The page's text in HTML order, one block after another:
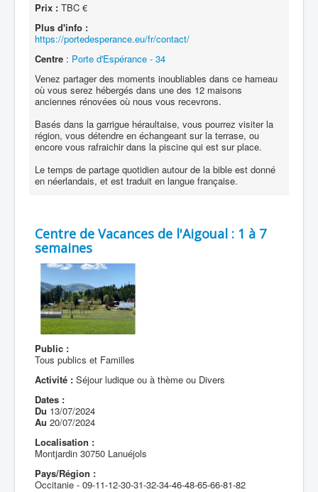
Prix : TBC €
Plus d'info :
https://portedesperance.eu/fr/contact/
Centre : Porte d'Espérance - 34
Venez partager des moments inoubliables dans ce hameau
où vous serez hébergés dans une des 12 maisons
anciennes rénovées où nous vous recevrons.
Basés dans la garrigue héraultaise, vous pourrez visiter la
région, vous détendre en échangeant sur la terrase, ou
encore vous rafraichir dans la piscine qui est sur place.
Le temps de partage quotidien autour de la bible est donné
en néerlandais, et est traduit en langue française.
Centre de Vacances de l'Aigoual : 1 à 7
semaines
Public :
Tous publics et Familles
Activité : Séjour ludique ou à thème ou Divers
Dates :
Du 13/07/2024
Au 20/07/2024
Localisation :
Montjardin 30750 Lanuéjols
Pays/Région :
Occitanie - 09-11-12-30-31-32-34-46-48-65-66-81-82